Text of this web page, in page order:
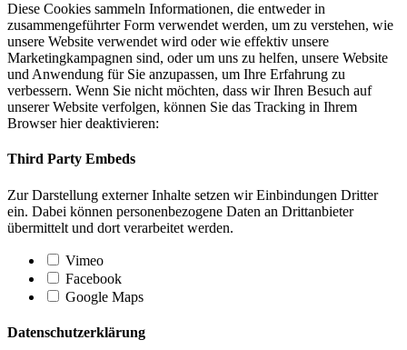
Diese Cookies sammeln Informationen, die entweder in
zusammengeführter Form verwendet werden, um zu verstehen, wie
unsere Website verwendet wird oder wie effektiv unsere
Marketingkampagnen sind, oder um uns zu helfen, unsere Website
und Anwendung für Sie anzupassen, um Ihre Erfahrung zu
verbessern. Wenn Sie nicht möchten, dass wir Ihren Besuch auf
unserer Website verfolgen, können Sie das Tracking in Ihrem
Browser hier deaktivieren:
Third Party Embeds
Zur Darstellung externer Inhalte setzen wir Einbindungen Dritter
ein. Dabei können personenbezogene Daten an Drittanbieter
übermittelt und dort verarbeitet werden.
Vimeo
Facebook
Google Maps
Datenschutzerklärung